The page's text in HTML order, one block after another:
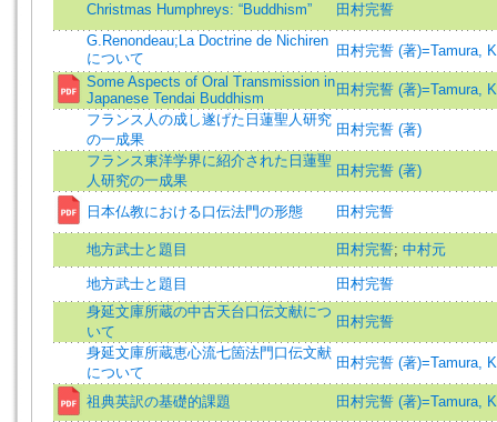
Christmas Humphreys: “Buddhism”
田村完誓
G.Renondeau;La Doctrine de Nichiren
について
田村完誓 (著)=Tamura,
Some Aspects of Oral Transmission in
Japanese Tendai Buddhism
田村完誓 (著)=Tamura,
フランス人の成し遂げた日蓮聖人研究
の一成果
田村完誓 (著)
フランス東洋学界に紹介された日蓮聖
人研究の一成果
田村完誓 (著)
日本仏教における口伝法門の形態 田村完誓
地方武士と題目 田村完誓; 中村元
地方武士と題目
田村完誓
身延文庫所蔵の中古天台口伝文献につ
いて
田村完誓
身延文庫所蔵恵心流七箇法門口伝文献
について
田村完誓 (著)=Tamura,
祖典英訳の基礎的課題
田村完誓 (著)=Tamura,